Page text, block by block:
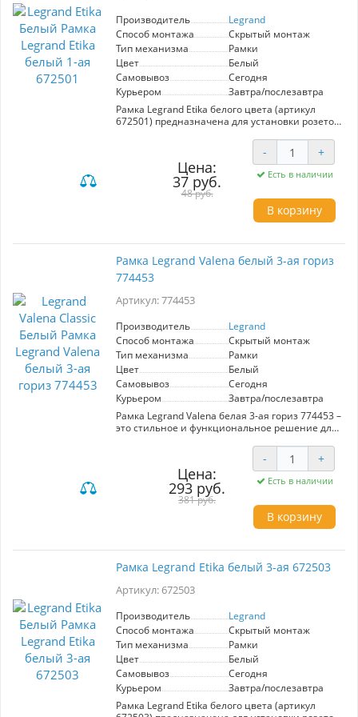
интерьер с помощью рамки Legrand Valena,
сделав его более стильным и современным.
Производитель
Legrand
Способ монтажа
Скрытый монтаж
Тип механизма
Рамки
Цвет
Белый
Самовывоз
Сегодня
Курьером
Завтра/послезавтра
Рамка Legrand Etika белого цвета (артикул
672501) предназначена для установки розеток
оформление любого интерьера. Выполненная
из высококачественного АБС пластика, она
отличается глянцевой поверхностью, которая
придаёт дополнительный эстетический вид.
Бесплодный к выгоранию и загрязнениям,
этот материал не поддерживает горение, что
делает рамку безопасной для использования в
многоуровневых защёлках надежно фиксирует
рамку, позволяя скрывать незначительные
неровности стен. Подходя для одинарных
механизмов, данный аксессуар от Legrand
его идеальным выбором для вашего дома или
Цена:
37 руб.
48 руб.
- +
Есть в наличии
В корзину
Рамка Legrand Valena белый 3-ая гориз
774453
Артикул: 774453
Производитель
Legrand
Способ монтажа
Скрытый монтаж
Тип механизма
Рамки
Цвет
Белый
Самовывоз
Сегодня
Курьером
Завтра/послезавтра
Рамка Legrand Valena белая 3-ая гориз 774453 –
это стильное и функциональное решение для
оборудования. Изготовленная в классическом
белом цвете, она отлично впишется в любой
интерьер, добавляя ему современный штрих.
Данная модель представляет собой
трехместную горизонтальную рамку, что
позволяет удобно размещать несколько
механизмов в одном месте, обеспечивая
пространства. Рамка выполнена из
качественных материалов, обеспечивающих
долговечность и надежность в эксплуатации.
Бренд Legrand известен своим вниманием к
деталям и высокому стандарту качества, что
тех, кто ценит как эстетику, так и
функциональность. Выберите рамку Legrand
Valena и создайте гармоничное пространство,
в котором все будет на своих местах!
Цена:
293 руб.
381 руб.
- +
Есть в наличии
В корзину
Рамка Legrand Etika белый 3-ая 672503
Артикул: 672503
Производитель
Legrand
Способ монтажа
Скрытый монтаж
Тип механизма
Рамки
Цвет
Белый
Самовывоз
Сегодня
Курьером
Завтра/послезавтра
Рамка Legrand Etika белого цвета (артикул